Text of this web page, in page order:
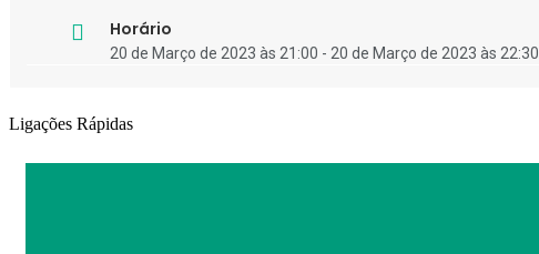
Horário
20 de Março de 2023 às 21:00 - 20 de Março de 2023 às 22:30
Ligações Rápidas